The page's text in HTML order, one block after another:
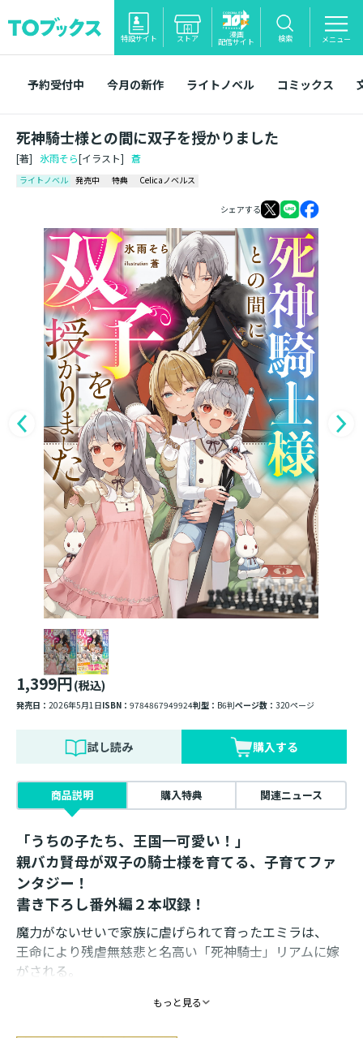
特設サイト ストア 漫画
配信サイト 検索 メニュー
予約受付中 今月の新作 ライトノベル コミックス
死神騎士様との間に双子を授かりました
[著] 氷雨そら[イラスト] 蒼
ライトノベル 発売中 特典 Celicaノベルス
シェアする
1,399円(税込)
発売日： 2026年5月1日ISBN： 9784867949924判型： B6判ページ数： 320ページ
試し読み 購入する
商品説明 購入特典 関連ニュース
「うちの子たち、王国一可愛い！」
親バカ賢母が双子の騎士様を育てる、子育てファ
ンタジー！
書き下ろし番外編２本収録！
魔力がないせいで家族に虐げられて育ったエミラは、
王命により残虐無慈悲と名高い「死神騎士」リアムに嫁
がされる。
「うちの子たち、王国一可愛い」
もっと見る